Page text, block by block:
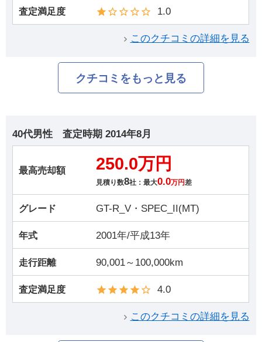
査定満足度 1.0
このクチコミの詳細を見る
クチコミをもっと見る
40代男性 査定時期 2014年8月
最高売却額 250.0万円
見積り数8社：最大0.0万円差
グレード GT-R_V・SPEC_II(MT)
年式 2001年/平成13年
走行距離 90,001～100,000km
査定満足度 4.0
このクチコミの詳細を見る